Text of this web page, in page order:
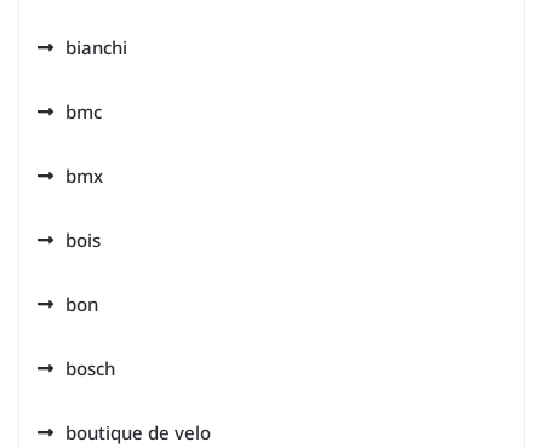
bianchi
bmc
bmx
bois
bon
bosch
boutique de velo